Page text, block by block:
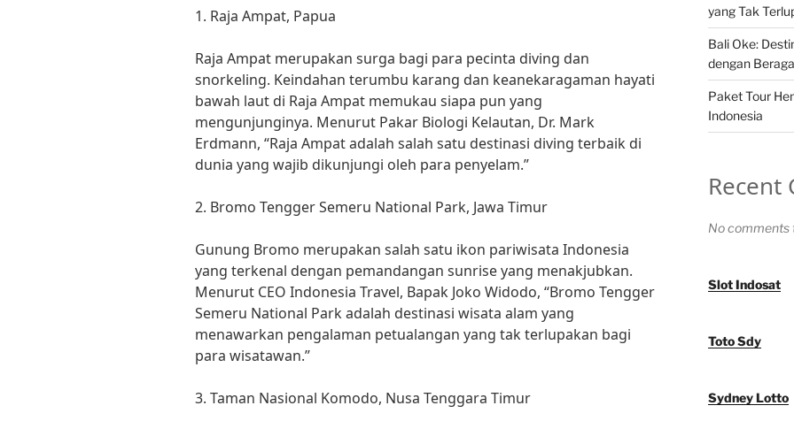
1. Raja Ampat, Papua
Raja Ampat merupakan surga bagi para pecinta diving dan
snorkeling. Keindahan terumbu karang dan keanekaragaman hayati
bawah laut di Raja Ampat memukau siapa pun yang
mengunjunginya. Menurut Pakar Biologi Kelautan, Dr. Mark
Erdmann, “Raja Ampat adalah salah satu destinasi diving terbaik di
dunia yang wajib dikunjungi oleh para penyelam.”
2. Bromo Tengger Semeru National Park, Jawa Timur
Gunung Bromo merupakan salah satu ikon pariwisata Indonesia
yang terkenal dengan pemandangan sunrise yang menakjubkan.
Menurut CEO Indonesia Travel, Bapak Joko Widodo, “Bromo Tengger
Semeru National Park adalah destinasi wisata alam yang
menawarkan pengalaman petualangan yang tak terlupakan bagi
para wisatawan.”
3. Taman Nasional Komodo, Nusa Tenggara Timur
yang Tak
Bali Oke:
dengan
Paket Tour
Indonesia
Recent
No comments
Slot Indosat
Toto Sdy
Sydney Lotto